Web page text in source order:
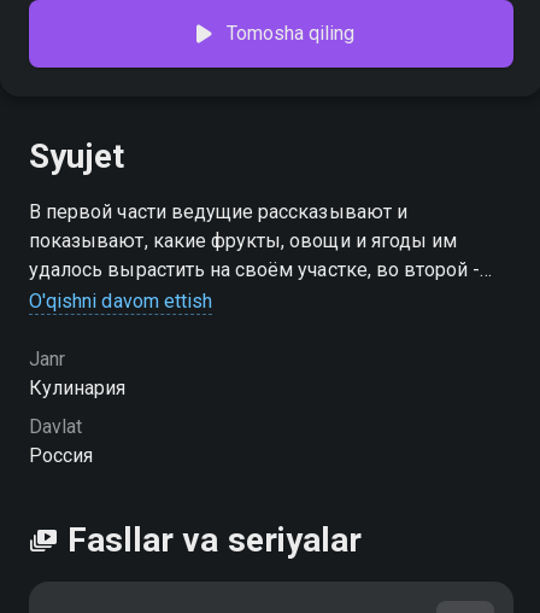
Tomosha qiling
Syujet
В первой части ведущие рассказывают и
показывают, какие фрукты, овощи и ягоды им
удалось вырастить на своём участке, во второй -
что и как можно приготовить из этих экологически
своём саду или огороде
O'qishni davom ettish
Janr
Кулинария
Davlat
Россия
Fasllar va seriyalar